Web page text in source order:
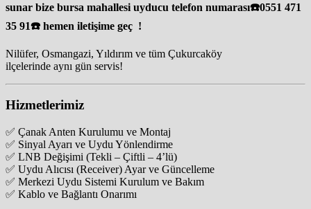
sunar bize bursa mahallesi uyducu telefon numarası☎️0551 471
35 91☎️ hemen iletişime geç !
Nilüfer, Osmangazi, Yıldırım ve tüm Çukurcaköy
ilçelerinde aynı gün servis!
Hizmetlerimiz
✅ Çanak Anten Kurulumu ve Montaj
✅ Sinyal Ayarı ve Uydu Yönlendirme
✅ LNB Değişimi (Tekli – Çiftli – 4’lü)
✅ Uydu Alıcısı (Receiver) Ayar ve Güncelleme
✅ Merkezi Uydu Sistemi Kurulum ve Bakım
✅ Kablo ve Bağlantı Onarımı